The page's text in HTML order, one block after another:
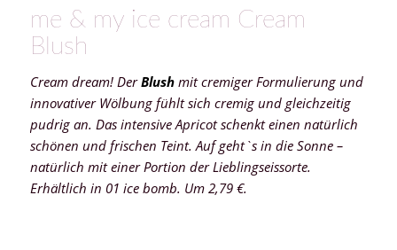
me & my ice cream Cream
Blush
Cream dream! DerBlushmit cremiger Formulierung und
innovativer Wölbung fühlt sich cremig und gleichzeitig
pudrig an. Das intensive Apricot schenkt einen natürlich
schönen und frischen Teint. Auf geht`s in die Sonne –
natürlich mit einer Portion der Lieblingseissorte.
Erhältlich in 01 ice bomb. Um 2,79 €.